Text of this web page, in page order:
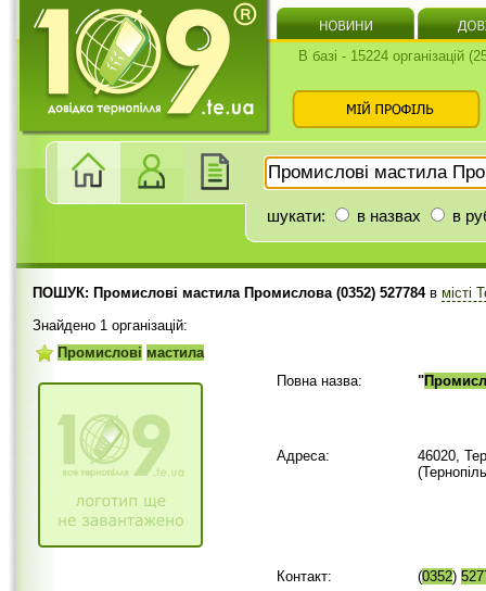
В базі - 15224 організацій
шукати: в назвах в
ПОШУК: Промислові мастила Промислова (0352) 527784в місті
Знайдено 1 організацій:
Промислові мастила
Повна назва:
"
Адреса:
46020,
Контакт: (0352)